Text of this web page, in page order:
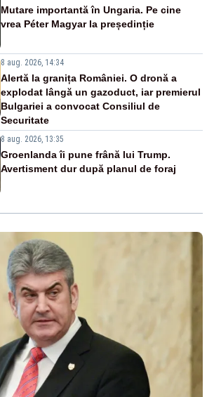
Mutare importantă în Ungaria. Pe cine
vrea Péter Magyar la președinție
8 aug. 2026, 14:34
Alertă la granița României. O dronă a
explodat lângă un gazoduct, iar premierul
Bulgariei a convocat Consiliul de
Securitate
8 aug. 2026, 13:35
Groenlanda îi pune frână lui Trump.
Avertisment dur după planul de foraj